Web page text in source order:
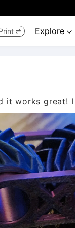
 Explore 
it works great!